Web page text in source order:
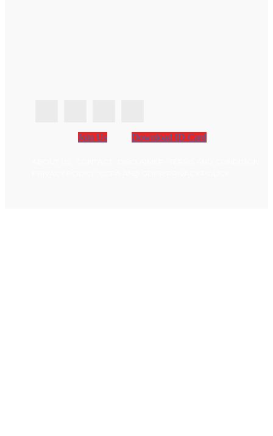
Join Us Download ID Card